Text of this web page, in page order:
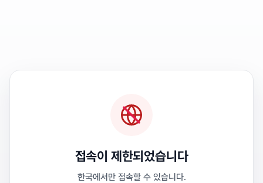
접속이 제한되었습니다
한국에서만 접속할 수 있습니다.